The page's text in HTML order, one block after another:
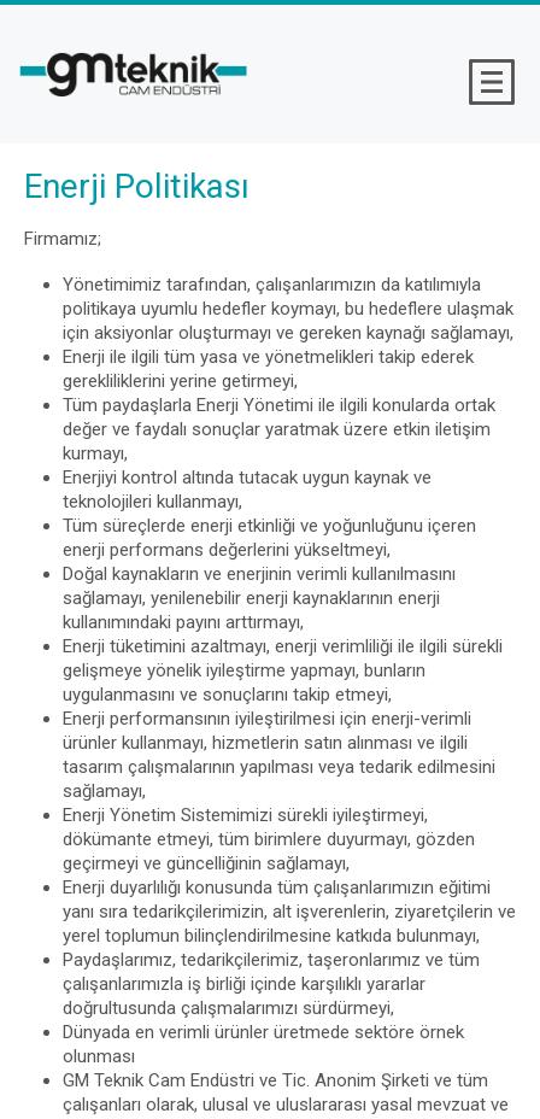
Enerji Politikası
Firmamız;
Yönetimimiz tarafından, çalışanlarımızın da katılımıyla
politikaya uyumlu hedefler koymayı, bu hedeflere ulaşmak
için aksiyonlar oluşturmayı ve gereken kaynağı sağlamayı,
Enerji ile ilgili tüm yasa ve yönetmelikleri takip ederek
gerekliliklerini yerine getirmeyi,
Tüm paydaşlarla Enerji Yönetimi ile ilgili konularda ortak
değer ve faydalı sonuçlar yaratmak üzere etkin iletişim
kurmayı,
Enerjiyi kontrol altında tutacak uygun kaynak ve
teknolojileri kullanmayı,
Tüm süreçlerde enerji etkinliği ve yoğunluğunu içeren
enerji performans değerlerini yükseltmeyi,
Doğal kaynakların ve enerjinin verimli kullanılmasını
sağlamayı, yenilenebilir enerji kaynaklarının enerji
kullanımındaki payını arttırmayı,
Enerji tüketimini azaltmayı, enerji verimliliği ile ilgili sürekli
gelişmeye yönelik iyileştirme yapmayı, bunların
uygulanmasını ve sonuçlarını takip etmeyi,
Enerji performansının iyileştirilmesi için enerji-verimli
ürünler kullanmayı, hizmetlerin satın alınması ve ilgili
tasarım çalışmalarının yapılması veya tedarik edilmesini
sağlamayı,
Enerji Yönetim Sistemimizi sürekli iyileştirmeyi,
dökümante etmeyi, tüm birimlere duyurmayı, gözden
geçirmeyi ve güncelliğinin sağlamayı,
Enerji duyarlılığı konusunda tüm çalışanlarımızın eğitimi
yanı sıra tedarikçilerimizin, alt işverenlerin, ziyaretçilerin ve
yerel toplumun bilinçlendirilmesine katkıda bulunmayı,
Paydaşlarımız, tedarikçilerimiz, taşeronlarımız ve tüm
çalışanlarımızla iş birliği içinde karşılıklı yararlar
doğrultusunda çalışmalarımızı sürdürmeyi,
Dünyada en verimli ürünler üretmede sektöre örnek
olunması
GM Teknik Cam Endüstri ve Tic. Anonim Şirketi ve tüm
çalışanları olarak, ulusal ve uluslararası yasal mevzuat ve